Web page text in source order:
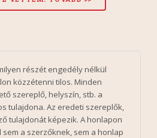
részét engedély nélkül
közzétenni tilos. Minden
szereplő, helyszín, stb. a
tulajdona. Az eredeti szereplők,
tulajdonát képezik. A honlapon
a szerzőknek, sem a honlap